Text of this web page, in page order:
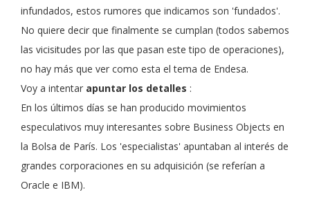
infundados, estos rumores que indicamos son 'fundados'.
No quiere decir que finalmente se cumplan (todos sabemos
las vicisitudes por las que pasan este tipo de operaciones),
no hay más que ver como esta el tema de Endesa.
Voy a intentar apuntar los detalles :
En los últimos días se han producido movimientos
especulativos muy interesantes sobre Business Objects en
la Bolsa de París. Los 'especialistas' apuntaban al interés de
grandes corporaciones en su adquisición (se referían a
Oracle e IBM).